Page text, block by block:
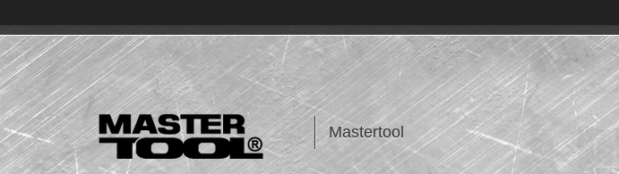
Mastertool